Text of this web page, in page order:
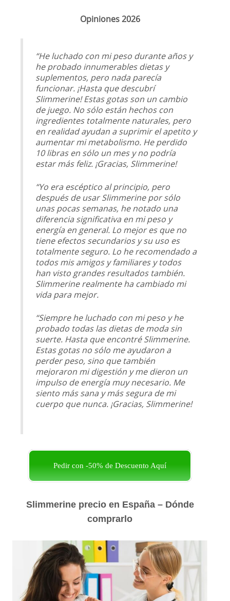
Opiniones 2026
“He luchado con mi peso durante años y
he probado innumerables dietas y
suplementos, pero nada parecía
funcionar. ¡Hasta que descubrí
Slimmerine! Estas gotas son un cambio
de juego. No sólo están hechos con
ingredientes totalmente naturales, pero
en realidad ayudan a suprimir el apetito y
aumentar mi metabolismo. He perdido
10 libras en sólo un mes y no podría
estar más feliz. ¡Gracias, Slimmerine!
“Yo era escéptico al principio, pero
después de usar Slimmerine por sólo
unas pocas semanas, he notado una
diferencia significativa en mi peso y
energía en general. Lo mejor es que no
tiene efectos secundarios y su uso es
totalmente seguro. Lo he recomendado a
todos mis amigos y familiares y todos
han visto grandes resultados también.
Slimmerine realmente ha cambiado mi
vida para mejor.
“Siempre he luchado con mi peso y he
probado todas las dietas de moda sin
suerte. Hasta que encontré Slimmerine.
Estas gotas no sólo me ayudaron a
perder peso, sino que también
mejoraron mi digestión y me dieron un
impulso de energía muy necesario. Me
siento más sana y más segura de mi
cuerpo que nunca. ¡Gracias, Slimmerine!
Pedir con -50% de Descuento Aquí
Slimmerine precio en España – Dónde
comprarlo